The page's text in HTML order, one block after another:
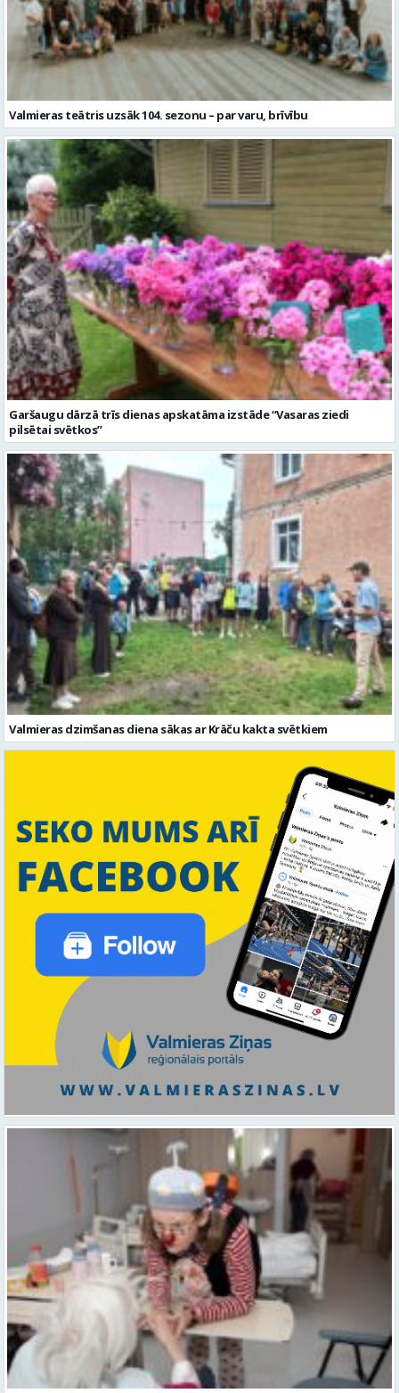
Valmieras teātris uzsāk 104. sezonu – par varu, brīvību
Garšaugu dārzā trīs dienas apskatāma izstāde “Vasaras ziedi
pilsētai svētkos”
Valmieras dzimšanas diena sākas ar Krāču kakta svētkiem